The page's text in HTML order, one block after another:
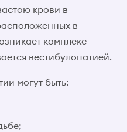
крови в
в
комплекс
вестибулопатией.
могут быть: